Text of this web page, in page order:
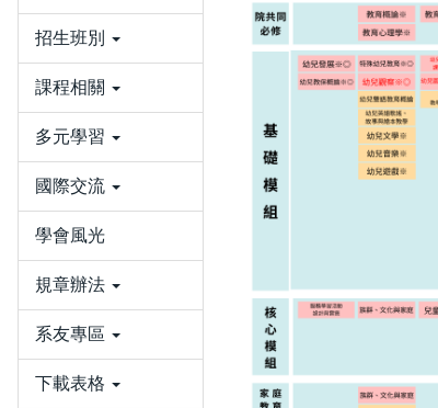
招生班別
課程相關
多元學習
國際交流
學會風光
規章辦法
系友專區
下載表格